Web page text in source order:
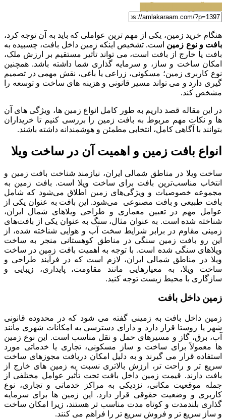
هنگام خرید زمین، یکی از مهم ترین عواملی که باید به آن توجه کرد،
بافت و نوع زمین است. تشخیص اینکه زمین داخل بافت، چسبیده به
بافت یا خارج از بافت است، می تواند تأثیر مستقیم بر ارزش ملک،
امکان ساخت و ساز، و سرمایه گذاری شما داشته باشد. همچنین
نوع کاربری زمین؛ مسکونی، زراعی یا باغی، نقش مهمی در تصمیم
گیری دارد و می تواند مسیر قانونی و هزینه های ساخت و توسعه را
مشخص کند.
در این مقاله قصد داریم به طور کامل انواع زمین ها، ویژگی های آن
ها و نکات مهم مربوط به بافت زمین را بررسی کنیم تا خریداران
بتوانند با آگاهی کامل، انتخابی مطمئن و هوشمندانه داشته باشند.
انواع بافت زمین و اهمیت آن در ساخت ویلا
ساخت ویلا در مناطق شمالی ایران، نیازمند شناخت بافت زمین و
انتخاب مناسب‌ترین بافت برای ساخت ویلا است. بافت زمین به
مجموعه خصوصیات و ویژگی‌های زمین اطلاق می‌شود که شامل
بافت طبیعی و بافت مصنوعی می‌شود. این بافت به عنوان یکی از
عوامل مهم در تعیین معماری و طراحی ویلاهای شمال ایران،
شناخته شده است. به عنوان مثال، سنگ به عنوان یکی از بافت‌های
زمینی مقاوم در برابر شرایط سخت آب و هوایی شناخته شده، از
این رو بافت زمین سنگی در مناطق کوهستانی منجر به ساخت
ویلاهای سنگی شده است. با توجه به اهمیت بافت زمین در ساخت
ویلا در مناطق شمالی ایران، لازم است که در فرآیند طراحی و
ساخت ویلا، به معیارهایی مانند مقاومت، پایداری، زیبایی و
سازگاری با محیط زیست توجه کنید.
زمین داخل بافت
زمین داخل بافت به زمینی گفته می شود که در محدوده قانونی
شهر یا روستا قرار دارد و دارای دسترسی به امکانات شهری مانند
آب، برق، گاز و مسیرهای حمل و نقل مناسب است. این نوع زمین
ها معمولاً برای ساخت و ساز مسکونی، تجاری یا خدماتی مورد
استفاده قرار می گیرند و به دلیل امکان دریافت مجوزهای ساخت
سریع تر و راحت تر، ارزش بالاتری نسبت به زمین های خارج از
بافت دارند. قیمت زمین داخل بافت تحت تأثیر عوامل مختلفی از
جمله موقعیت مکانی، نزدیکی به مراکز خدماتی و تجاری، نوع
کاربری و وضعیت حقوقی قرار دارد. این زمین ها برای سرمایه
گذاری بلندمدت و کوتاه مدت مناسب تر هستند، زیرا امکان ساخت
و ساز سریع تر و فروش سریع تر را فراهم می کنند.